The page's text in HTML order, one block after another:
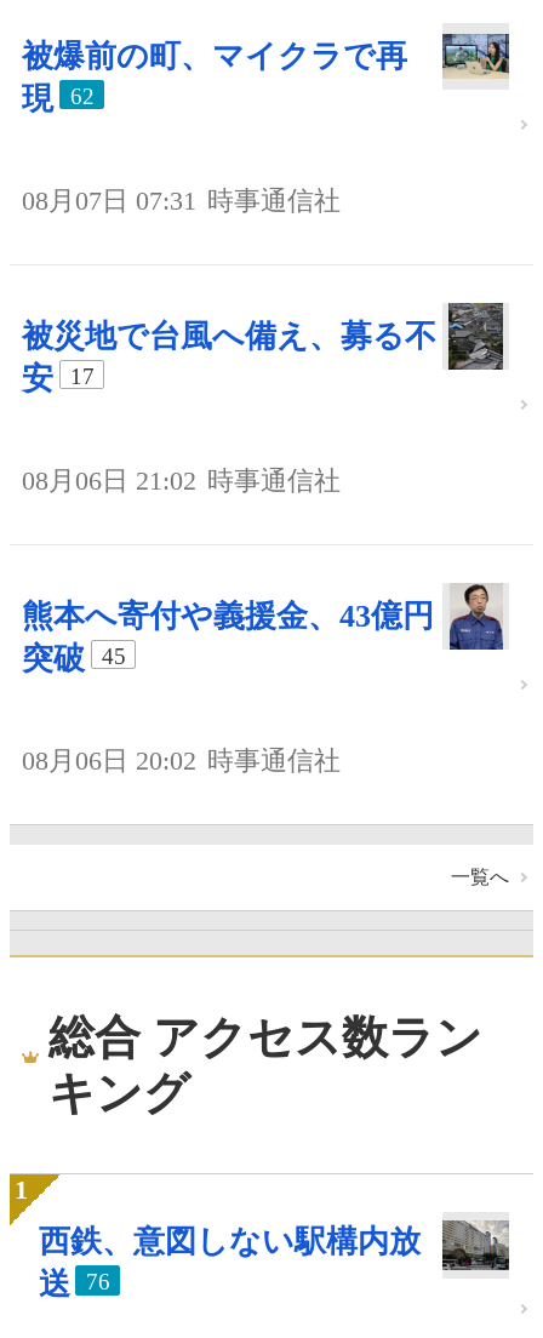
被爆前の町、マイクラで再
現
62
08月07日 07:31 時事通信社
被災地で台風へ備え、募る不
安
17
08月06日 21:02 時事通信社
熊本へ寄付や義援金、43億円
突破
45
08月06日 20:02 時事通信社
一覧へ
総合 アクセス数ラン
キング
西鉄、意図しない駅構内放
送
76